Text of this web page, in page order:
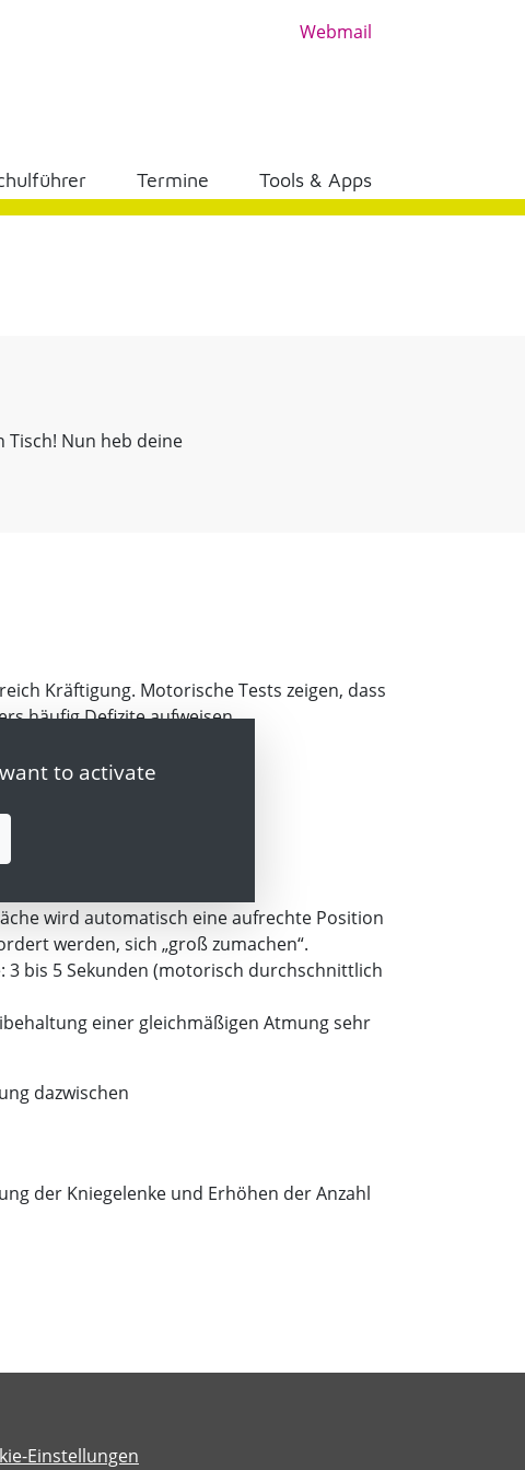
Webmail
Termine Tools & Apps
Tisch! Nun heb deine
Kräftigung. Motorische Tests zeigen, dass
häufig Defizite aufweisen.
Anspannung
wird automatisch eine aufrechte Position
werden, sich „groß zumachen“.
bis 5 Sekunden (motorisch durchschnittlich
einer gleichmäßigen Atmung sehr
dazwischen
der Kniegelenke und Erhöhen der Anzahl
Einstellungen
to activate